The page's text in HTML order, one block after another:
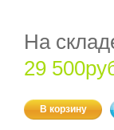
На
29
В корзину